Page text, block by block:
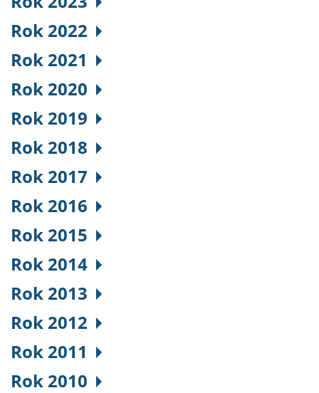
Rok 2022
Rok 2021
Rok 2020
Rok 2019
Rok 2018
Rok 2017
Rok 2016
Rok 2015
Rok 2014
Rok 2013
Rok 2012
Rok 2011
Rok 2010